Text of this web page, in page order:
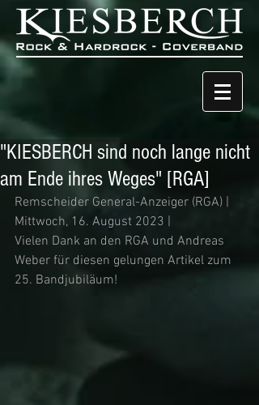
"KIESBERCH sind noch lange nicht
am Ende ihres Weges" [RGA]
Remscheider General-Anzeiger (RGA) |
Mittwoch, 16. August 2023 |
Vielen Dank an den RGA und Andreas
Weber für diesen gelungen Artikel zum
25. Bandjubiläum!